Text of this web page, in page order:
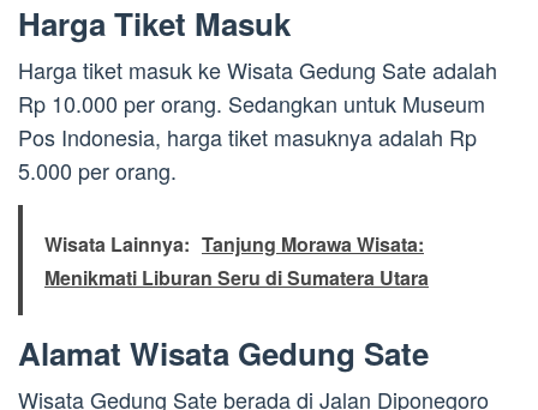
Harga Tiket Masuk
Harga tiket masuk ke Wisata Gedung Sate adalah
Rp 10.000 per orang. Sedangkan untuk Museum
Pos Indonesia, harga tiket masuknya adalah Rp
5.000 per orang.
Wisata Lainnya: Tanjung Morawa Wisata:
Menikmati Liburan Seru di Sumatera Utara
Alamat Wisata Gedung Sate
Wisata Gedung Sate berada di Jalan Diponegoro